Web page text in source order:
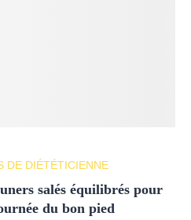
DE DIÉTÉTICIENNE
salés équilibrés pour
du bon pied